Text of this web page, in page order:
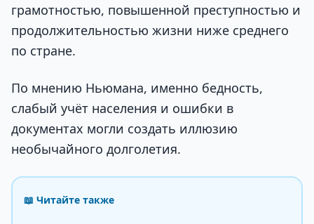
грамотностью, повышенной преступностью и
продолжительностью жизни ниже среднего
по стране.
По мнению Ньюмана, именно бедность,
слабый учёт населения и ошибки в
документах могли создать иллюзию
необычайного долголетия.
📖 Читайте также